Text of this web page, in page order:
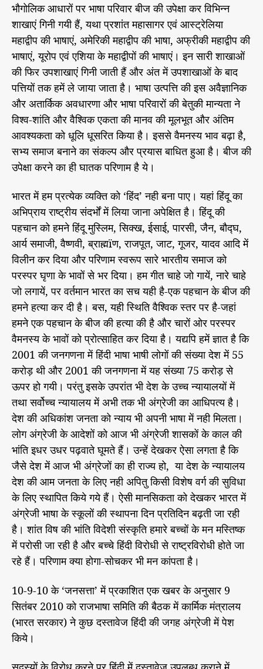
भौगोलिक आधारों पर भाषा परिवार बीज की उपेक्षा कर विभिन्न
शाखाएं गिनी गयी हैं, यथा प्रशांत महासागर एवं आस्ट्रेलिया
महाद्वीप की भाषाएं, अमेरिकी महाद्वीप की भाषा, अफ्रीकी महाद्वीप की
भाषाएं, यूरोप एवं एशिया के महाद्वीपों की भाषाएं। इन सारी शाखाओं
की फिर उपशाखाएं गिनी जाती हैं और अंत में उपशाखाओं के बाद
पत्तियों तक हमें ले जाया जाता है। भाषा उत्पत्ति की इस अवैज्ञानिक
और अतार्किक अवधारणा और भाषा परिवारों की बेतुकी मान्यता ने
विश्व-शांति और वैश्विक एकता की मानव की मूलभूत और अंतिम
आवश्यकता को धूलि धूसरित किया है। इससे वैमनस्य भाव बढ़ा है,
सभ्य समाज बनाने का संकल्प और प्रयास बाधित हुआ है। बीज की
उपेक्षा करने का ही घातक परिणाम है ये।
भारत में हम प्रत्येक व्यक्ति को ‘हिंद’ नही बना पाए। यहां हिंदू का
अभिप्राय राष्ट्रीय संदर्भों में लिया जाना अपेक्षित है। हिंदू की
पहचान को हमने हिंदू मुस्लिम, सिक्ख, ईसाई, पारसी, जैन, बौद्घ,
आर्य समाजी, वैष्णवी, ब्राह्मïण, राजपूत, जाट, गूजर, यादव आदि में
विलीन कर दिया और परिणाम स्वरूप सारे भारतीय समाज को
परस्पर घृणा के भावों से भर दिया। हम गीत चाहे जो गायें, नारे चाहे
जो लगायें, पर वर्तमान भारत का सच यही है-एक पहचान के बीज की
हमने हत्या कर दी है। बस, यही स्थिति वैश्विक स्तर पर है-जहां
हमने एक पहचान के बीज की हत्या की है और चारों ओर परस्पर
वैमनस्य के भावों को प्रोत्साहित कर दिया है। यद्यपि हमें ज्ञात है कि
2001 की जनगणना में हिंदी भाषा भाषी लोगों की संख्या देश में 55
करोड़ थी और 2001 की जनगणना में यह संख्या 75 करोड़ से
ऊपर हो गयी। परंतु इसके उपरांत भी देश के उच्च न्यायालयों में
तथा सर्वोच्च न्यायालय में अभी तक भी अंग्रेजी का आधिपत्य है।
देश की अधिकांश जनता को न्याय भी अपनी भाषा में नही मिलता।
लोग अंग्रेजी के आदेशों को आज भी अंग्रेजी शासकों के काल की
भांति इधर उधर पढ़वाते घूमते हैं। उन्हें देखकर ऐसा लगता है कि
जैसे देश में आज भी अंग्रेजों का ही राज्य हो, या देश के न्यायालय
देश की आम जनता के लिए नही अपितु किसी विशेष वर्ग की सुविधा
के लिए स्थापित किये गये हैं। ऐसी मानसिकता को देखकर भारत में
अंग्रेजी भाषा के स्कूलों की स्थापना दिन प्रतिदिन बढ़ती जा रही
है। शांत विष की भांति विदेशी संस्कृति हमारे बच्चों के मन मस्तिष्क
में परोसी जा रही है और बच्चे हिंदी विरोधी से राष्ट्रविरोधी होते जा
रहे हैं। परिणाम क्या होगा-सोचकर भी मन कांपता है।
10-9-10 के ‘जनसत्ता’ में प्रकाशित एक खबर के अनुसार 9
सितंबर 2010 को राजभाषा समिति की बैठक में कार्मिक मंत्रालय
(भारत सरकार) ने कुछ दस्तावेज हिंदी की जगह अंग्रेजी में पेश
किये।